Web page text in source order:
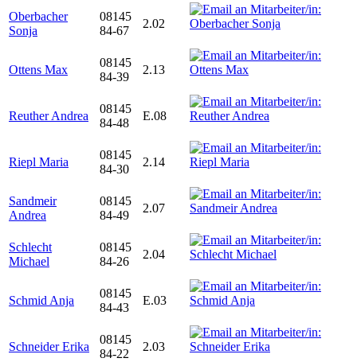
Oberbacher
Sonja
08145
84-67
2.02
Ottens Max
08145
84-39
2.13
Reuther Andrea
08145
84-48
E.08
Riepl Maria
08145
84-30
2.14
Sandmeir
Andrea
08145
84-49
2.07
Schlecht
Michael
08145
84-26
2.04
Schmid Anja
08145
84-43
E.03
Schneider Erika
08145
84-22
2.03